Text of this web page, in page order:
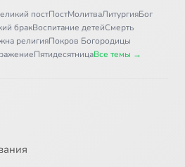
постПостМолитваЛитургияБог
бракВоспитание детейСмерть
религияПокров Богородицы
ПятидесятницаВсе темы →